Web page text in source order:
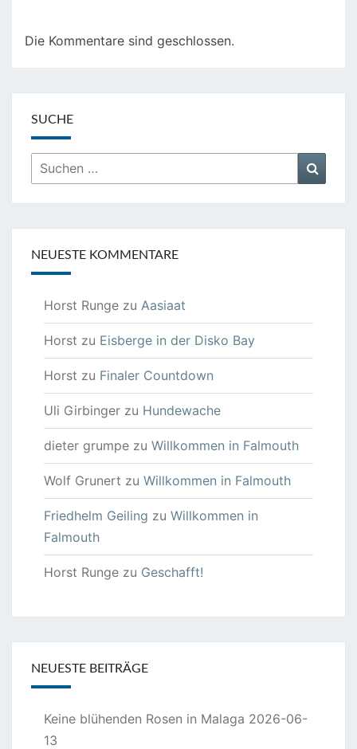
Die Kommentare sind geschlossen.
SUCHE
Suchen
nach:
NEUESTE KOMMENTARE
Horst Runge zu Aasiaat
Horst zu Eisberge in der Disko Bay
Horst zu Finaler Countdown
Uli Girbinger zu Hundewache
dieter grumpe zu Willkommen in Falmouth
Wolf Grunert zu Willkommen in Falmouth
Friedhelm Geiling zu Willkommen in
Falmouth
Horst Runge zu Geschafft!
NEUESTE BEITRÄGE
Keine blühenden Rosen in Malaga 2026-06-
13